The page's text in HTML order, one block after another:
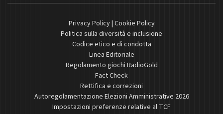
Privacy Policy| Cookie Policy
Politica sulla diversità e inclusione
Codice etico e di condotta
Linea Editoriale
Regolamento giochi RadioGold
Fact Check
Rettifica e correzioni
Autoregolamentazione Elezioni Amministrative 2026
Impostazioni preferenze relative al TCF